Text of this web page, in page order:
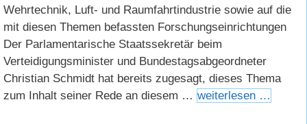
Wehrtechnik, Luft- und Raumfahrtindustrie sowie auf die
mit diesen Themen befassten Forschungseinrichtungen
Der Parlamentarische Staatssekretär beim
Verteidigungsminister und Bundestagsabgeordneter
Christian Schmidt hat bereits zugesagt, dieses Thema
zum Inhalt seiner Rede an diesem … weiterlesen …